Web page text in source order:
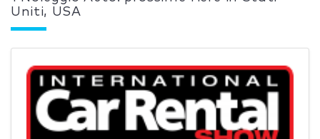
Uniti, USA